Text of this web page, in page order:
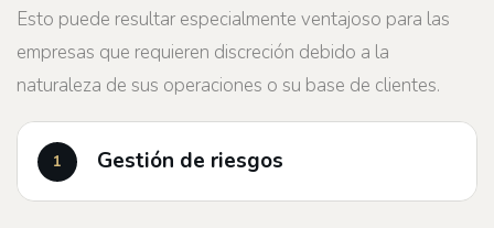
Esto puede resultar especialmente ventajoso para las
empresas que requieren discreción debido a la
naturaleza de sus operaciones o su base de clientes.
Gestión de riesgos